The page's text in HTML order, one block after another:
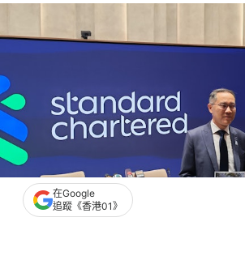
撰文：顧慧宇
在Google
追蹤《香港01》